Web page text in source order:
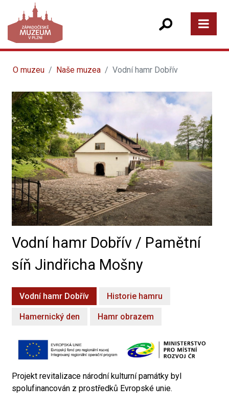
O muzeu Naše muzea Vodní hamr Dobřív
Vodní hamr Dobřív / Pamětní
síň Jindřicha Mošny
Vodní hamr Dobřív Historie hamru
Hamernický den Hamr obrazem
Projekt revitalizace národní kulturní památky byl
spolufinancován z prostředků Evropské unie.